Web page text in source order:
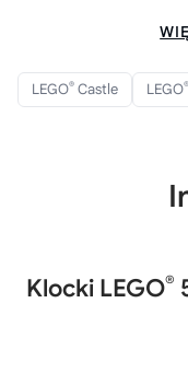
LEGO® Castle LEGO®
Klocki LEGO®